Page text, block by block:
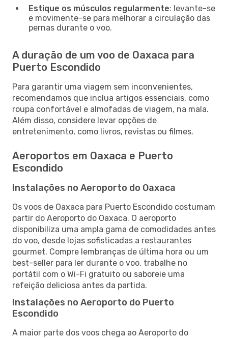
Estique os músculos regularmente: levante-se
e movimente-se para melhorar a circulação das
pernas durante o voo.
A duração de um voo de Oaxaca para
Puerto Escondido
Para garantir uma viagem sem inconvenientes,
recomendamos que inclua artigos essenciais, como
roupa confortável e almofadas de viagem, na mala.
Além disso, considere levar opções de
entretenimento, como livros, revistas ou filmes.
Aeroportos em Oaxaca e Puerto
Escondido
Instalações no Aeroporto do Oaxaca
Os voos de Oaxaca para Puerto Escondido costumam
partir do Aeroporto do Oaxaca. O aeroporto
disponibiliza uma ampla gama de comodidades antes
do voo, desde lojas sofisticadas a restaurantes
gourmet. Compre lembranças de última hora ou um
best-seller para ler durante o voo, trabalhe no
portátil com o Wi-Fi gratuito ou saboreie uma
refeição deliciosa antes da partida.
Instalações no Aeroporto do Puerto
Escondido
A maior parte dos voos chega ao Aeroporto do